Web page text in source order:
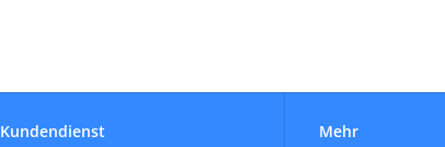
Kundendienst Mehr